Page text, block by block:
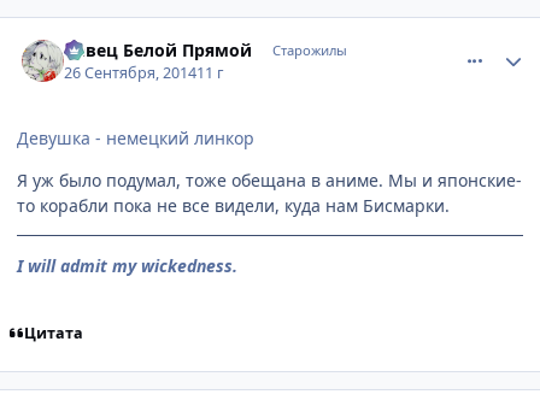
Певец Белой Прямой Старожилы
26 Сентября, 201411 г
Девушка - немецкий линкор
Я уж было подумал, тоже обещана в аниме. Мы и японские-
то корабли пока не все видели, куда нам Бисмарки.
I will admit my wickedness.
Цитата